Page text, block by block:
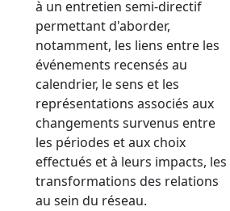
à un entretien semi-directif
permettant d'aborder,
notamment, les liens entre les
événements recensés au
calendrier, le sens et les
représentations associés aux
changements survenus entre
les périodes et aux choix
effectués et à leurs impacts, les
transformations des relations
au sein du réseau.